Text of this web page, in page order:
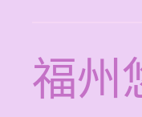
福州